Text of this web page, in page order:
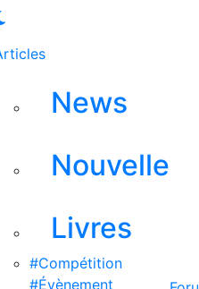
News
Nouvelle
Livres
#Compétition
#Évènement